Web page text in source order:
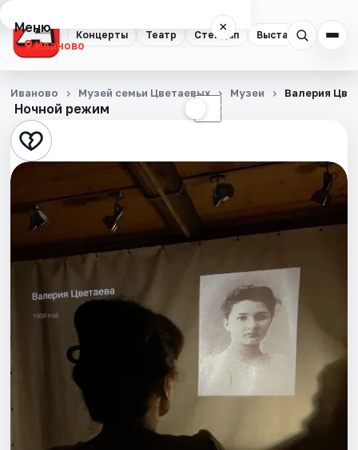
Концерты Театр Стендап Выставки Спорт
Меню ×
Иваново
Концерты
Театр
Стендап
Выставки
Спорт
События
Площадки
Ночной режим ☾
Иваново Музей семьи Цветаевых Музеи Валерия